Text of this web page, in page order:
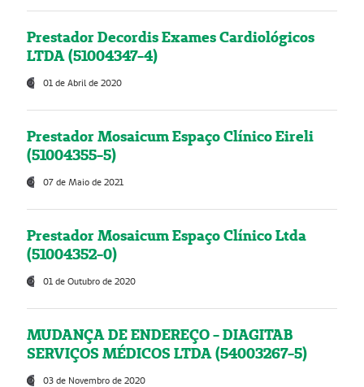
Prestador Decordis Exames Cardiológicos
LTDA (51004347-4)
01 de Abril de 2020
Prestador Mosaicum Espaço Clínico Eireli
(51004355-5)
07 de Maio de 2021
Prestador Mosaicum Espaço Clínico Ltda
(51004352-0)
01 de Outubro de 2020
MUDANÇA DE ENDEREÇO - DIAGITAB
SERVIÇOS MÉDICOS LTDA (54003267-5)
03 de Novembro de 2020